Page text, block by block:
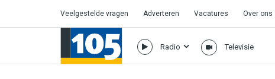
Veelgestelde vragen Adverteren Vacatures Over ons
Radio Televisie